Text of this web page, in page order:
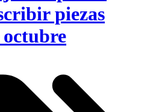
piezas
octubre